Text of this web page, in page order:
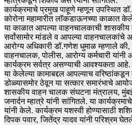
कार्यक्रमाचे प्रमुख पाहूणे म्हणून उपस्थित
कोरोना महामारीत लॉकडाऊनच्या काळात
या काळात आपल्या वाहनचालकाची
सर्वांसामोर मांडले व आपल्या वाहनचालकांचे
आरोग्य अधिकारी डॉ.गणेश धुमाळ म्हणाले की,
वाहनचालक, पोलीस, आरोग्य कर्मचारी
कार्यक्रम सर्वत्र असण्याची आवश्यकता आहे.
या केलेल्या कामाबद्दल आपल्याच वरिष्ठांकडून
डोळ्यासमोर ठेवून या सत्कार समारंभाचे
शासकीय वाहन चालक संघटना मंत्रालय,
जनार्दन म्हात्रे यांनी सांगितले. या
यांनी केले. कार्यक्रम यशस्वी होण्यासाठी
दिपक पवार, जितेंद्र यादव यांनी परिश्रम